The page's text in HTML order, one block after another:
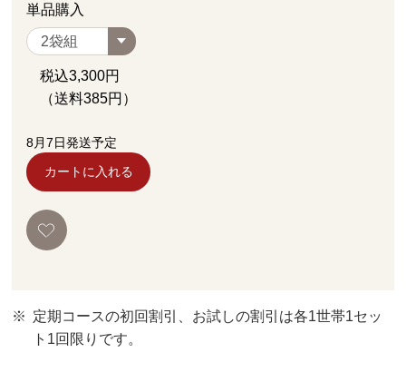
単品購入
税込3,300円
（送料385円）
8月7日発送予定
カートに入れる
定期コースの初回割引、お試しの割引は各1世帯1セッ
ト1回限りです。